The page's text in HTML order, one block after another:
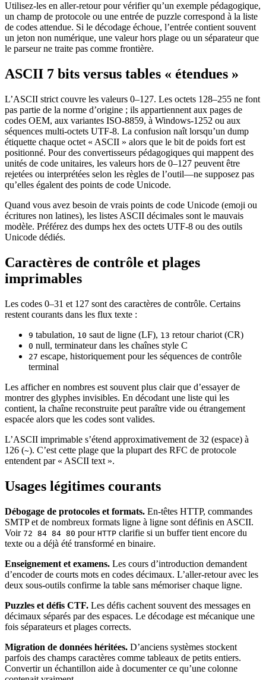
Utilisez-les en aller-retour pour vérifier qu’un exemple pédagogique,
un champ de protocole ou une entrée de puzzle correspond à la liste
de codes attendue. Si le décodage échoue, l’entrée contient souvent
un jeton non numérique, une valeur hors plage ou un séparateur que
le parseur ne traite pas comme frontière.
ASCII 7 bits versus tables « étendues »
L’ASCII strict couvre les valeurs 0–127. Les octets 128–255 ne font
pas partie de la norme d’origine ; ils appartiennent aux pages de
codes OEM, aux variantes ISO-8859, à Windows-1252 ou aux
séquences multi-octets UTF-8. La confusion naît lorsqu’un dump
étiquette chaque octet « ASCII » alors que le bit de poids fort est
positionné. Pour des convertisseurs pédagogiques qui mappent des
unités de code unitaires, les valeurs hors de 0–127 peuvent être
rejetées ou interprétées selon les règles de l’outil—ne supposez pas
qu’elles égalent des points de code Unicode.
Quand vous avez besoin de vrais points de code Unicode (emoji ou
écritures non latines), les listes ASCII décimales sont le mauvais
modèle. Préférez des dumps hex des octets UTF-8 ou des outils
Unicode dédiés.
Caractères de contrôle et plages
imprimables
Les codes 0–31 et 127 sont des caractères de contrôle. Certains
restent courants dans les flux texte :
9 tabulation, 10 saut de ligne (LF), 13 retour chariot (CR)
0 null, terminateur dans les chaînes style C
27 escape, historiquement pour les séquences de contrôle
terminal
Les afficher en nombres est souvent plus clair que d’essayer de
montrer des glyphes invisibles. En décodant une liste qui les
contient, la chaîne reconstruite peut paraître vide ou étrangement
espacée alors que les codes sont valides.
L’ASCII imprimable s’étend approximativement de 32 (espace) à
126 (~). C’est cette plage que la plupart des RFC de protocole
entendent par « ASCII text ».
Usages légitimes courants
Débogage de protocoles et formats. En-têtes HTTP, commandes
SMTP et de nombreux formats ligne à ligne sont définis en ASCII.
Voir 72 84 84 80 pour HTTP clarifie si un buffer tient encore du
texte ou a déjà été transformé en binaire.
Enseignement et examens. Les cours d’introduction demandent
d’encoder de courts mots en codes décimaux. L’aller-retour avec les
deux sous-outils confirme la table sans mémoriser chaque ligne.
Puzzles et défis CTF. Les défis cachent souvent des messages en
décimaux séparés par des espaces. Le décodage est mécanique une
fois séparateurs et plages corrects.
Migration de données héritées. D’anciens systèmes stockent
parfois des champs caractères comme tableaux de petits entiers.
Convertir un échantillon aide à documenter ce qu’une colonne